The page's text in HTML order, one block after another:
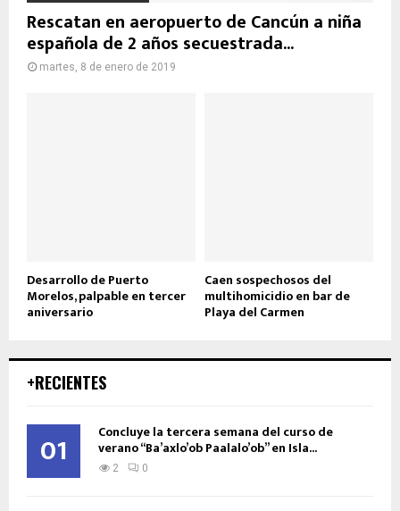
Rescatan en aeropuerto de Cancún a niña
española de 2 años secuestrada...
martes, 8 de enero de 2019
Desarrollo de Puerto
Morelos, palpable en tercer
aniversario
Caen sospechosos del
multihomicidio en bar de
Playa del Carmen
+RECIENTES
01 Concluye la tercera semana del curso de
verano “Ba’axlo’ob Paalalo’ob” en Isla...
2 0